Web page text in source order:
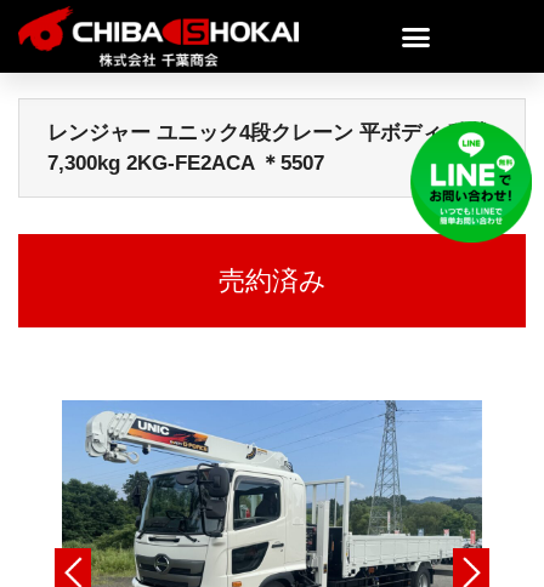
レンジャー ユニック4段クレーン 平ボディ 積載
7,300kg 2KG-FE2ACA ＊5507
売約済み